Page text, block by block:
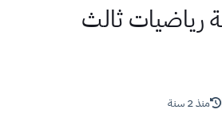
رياضيات ثالث
منذ 2 سنة